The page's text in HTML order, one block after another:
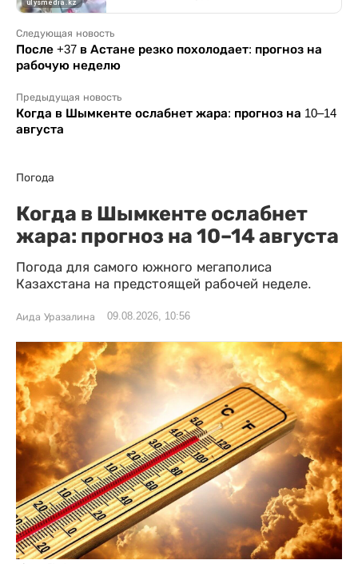
Следующая новость
После +37 в Астане резко похолодает: прогноз на
рабочую неделю
Предыдущая новость
Когда в Шымкенте ослабнет жара: прогноз на 10–14
августа
Погода
Когда в Шымкенте ослабнет
жара: прогноз на 10–14 августа
Погода для самого южного мегаполиса
Казахстана на предстоящей рабочей неделе.
Аида Уразалина 09.08.2026, 10:56